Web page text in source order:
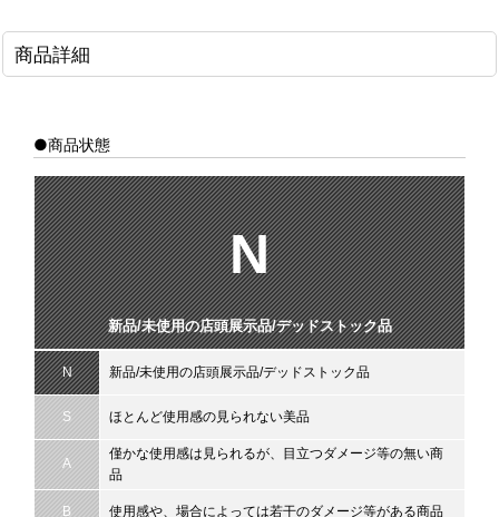
商品詳細
●商品状態
N
新品/未使用の店頭展示品/デッドストック品
N 新品/未使用の店頭展示品/デッドストック品
S ほとんど使用感の見られない美品
A
僅かな使用感は見られるが、目立つダメージ等の無い商
品
B 使用感や、場合によっては若干のダメージ等がある商品